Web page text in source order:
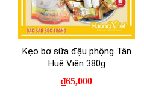
Kẹo bơ sữa đậu phộng Tân
Huê Viên 380g
₫65,000